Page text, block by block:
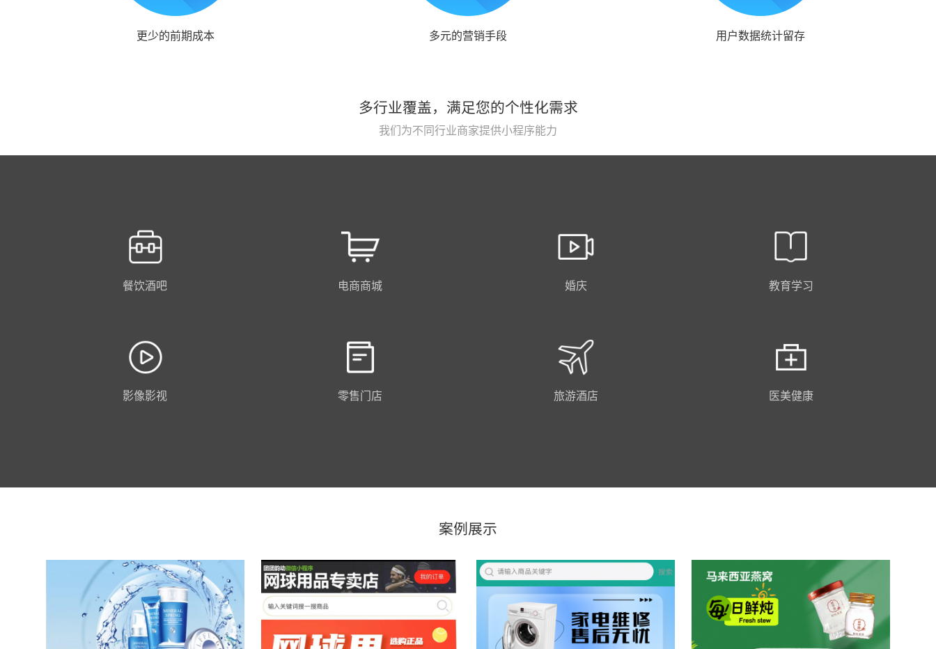
更少的前期成本 多元的营销手段 用户数据统计留存
多行业覆盖，满足您的个性化需求
我们为不同行业商家提供小程序能力
餐饮酒吧 电商商城 婚庆 教育学习
影像影视 零售门店 旅游酒店 医美健康
案例展示